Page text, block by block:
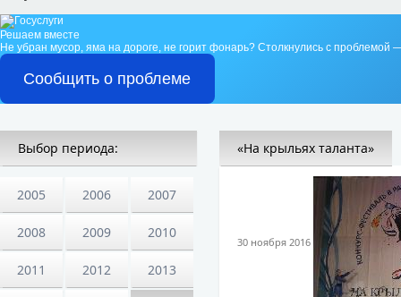
Решаем вместе
Не убран мусор, яма на дороге, не горит фонарь? Столкнулись с проблемой
Сообщить о проблеме
Выбор периода:
2005 2006 2007
2008 2009 2010
2011 2012 2013
«На крыльях таланта»
30 ноября 2016